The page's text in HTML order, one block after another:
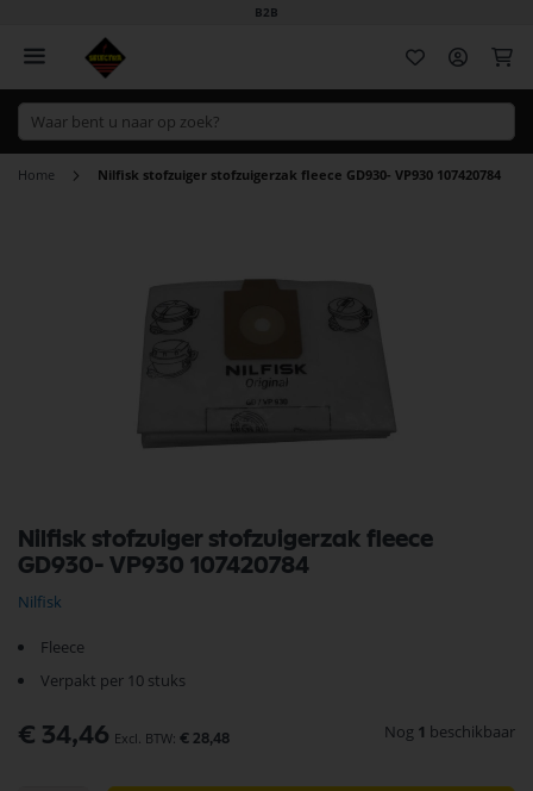
B2B
Home Nilfisk stofzuiger stofzuigerzak fleece GD930- VP930 107420784
Nilfisk stofzuiger stofzuigerzak fleece
GD930- VP930 107420784
Nilfisk
Fleece
Verpakt per 10 stuks
€ 34,46 € 28,48 Nog 1 beschikbaar
naar
het
van
afbeeldingen-
gallerij